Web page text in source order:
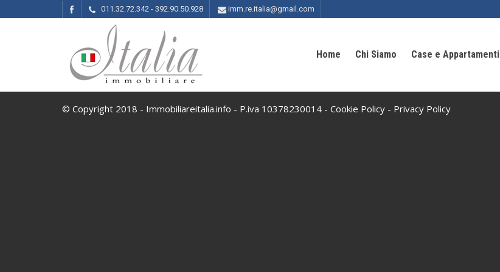
011.32.72.342 - 392.90.50.928 imm.re.italia@gmail.com
Home Chi Siamo Case e Appartamenti
© Copyright 2018 - Immobiliareitalia.info - P.iva 10378230014 - Cookie Policy - Privacy Policy